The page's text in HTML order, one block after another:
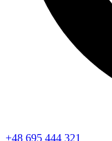
+48 695 444 321